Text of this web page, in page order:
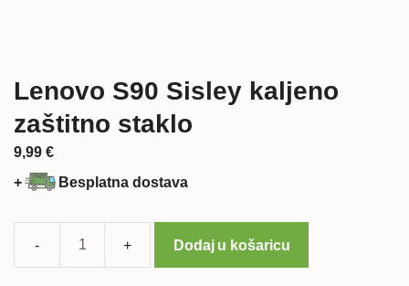
Lenovo S90 Sisley kaljeno
zaštitno staklo
9,99 €
+
Besplatna dostava
Lenovo
Dodaj u košaricu